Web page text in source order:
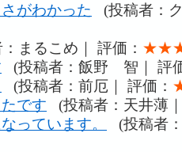
がわかった (投稿者：
まるこめ｜ 評価：
(投稿者：飯野 智｜ 評
(投稿者：前厄｜ 評価：
です (投稿者：天井薄
っています。
(投稿者